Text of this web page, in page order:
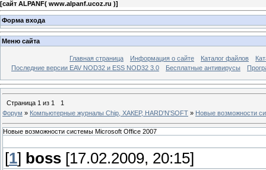
[сайт ALPANF( www.alpanf.ucoz.ru )]
Форма входа
Меню сайта
Главная страница Информация о сайте Каталог файлов
Последние версии EAV NOD32 и ESS NOD32 3.0
Бесплатные антивирусы
Страница 1 из 1
1
Форум » Компьютерные журналы Chip, ХАКЕР, HARD'N'SOFT » Новые возможности
Новые возможности системы Microsoft Office 2007
[1] boss [17.02.2009, 20:15]